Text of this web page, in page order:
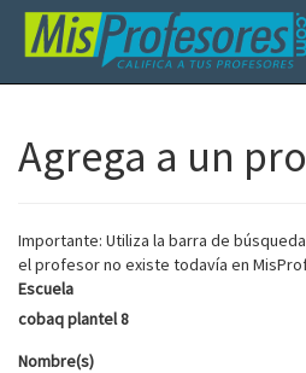
Agrega a un
Importante: Utiliza la barra de
el profesor no existe todavía en
Escuela
cobaq plantel 8
Nombre(s)